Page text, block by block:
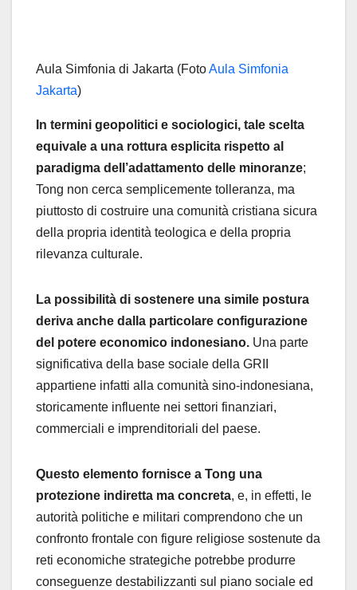
Aula Simfonia di Jakarta (FotoAula Simfonia
Jakarta)
In termini geopolitici e sociologici, tale scelta
equivale a una rottura esplicita rispetto al
paradigma dell’adattamento delle minoranze;
Tong non cerca semplicemente tolleranza, ma
piuttosto di costruire una comunità cristiana sicura
della propria identità teologica e della propria
rilevanza culturale.
La possibilità di sostenere una simile postura
deriva anche dalla particolare configurazione
del potere economico indonesiano. Una parte
significativa della base sociale della GRII
appartiene infatti alla comunità sino-indonesiana,
storicamente influente nei settori finanziari,
commerciali e imprenditoriali del paese.
Questo elemento fornisce a Tong una
protezione indiretta ma concreta, e, in effetti, le
autorità politiche e militari comprendono che un
confronto frontale con figure religiose sostenute da
reti economiche strategiche potrebbe produrre
conseguenze destabilizzanti sul piano sociale ed